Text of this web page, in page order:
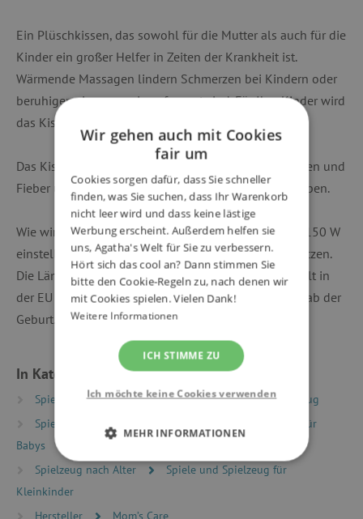
Ein Plüschkissen, das sowohl für die Mutter als auch für die
Kinder ein großer Helfer in Zeiten der Krankheit ist.
Wärmende Massagen lindern Schmerzen bei Kindern oder
beruhigen sie, wenn sie aufgeregt sind. Für Ihre Kinder wird
das Kissen zu einem netten und sicheren Freund.
Das Kissen hilft Kindern bei Bauchweh, Halsschmerzen und
Fieber und beruhigt Kinder, wenn sie sich verletzt haben.
Wie wird das Kissen verwendet? Die Mikrowelle auf 150 W
einstellen und die Füllung 1 bis 2 Minuten lang erhitzen.
Die Länge des Kissens beträgt etwa 32 cm. Hergestellt in
der EU aus sicheren Materialien. Geeignet für Kinder ab der
Geburt.
In Kategorien eingeteilt
Spielzeug nach Typ Babybedarf
Textilspielzeug
Spielzeug nach Alter
Spielzeug und Ausstattung für
Babys
Spielzeug nach Alter
Spiele und Spielzeug für
Kleinkinder
Hersteller
Mom’s Care
Wir gehen auch mit Cookies
fair um
Cookies sorgen dafür, dass Sie schneller
finden, was Sie suchen, dass Ihr Warenkorb
nicht leer wird und dass keine lästige
Werbung erscheint. Außerdem helfen sie
uns, Agatha's Welt für Sie zu verbessern.
Hört sich das cool an? Dann stimmen Sie
bitte den Cookie-Regeln zu, nach denen wir
mit Cookies spielen. Vielen Dank!
Weitere Informationen
ICH STIMME ZU
Ich möchte keine Cookies verwenden
MEHR INFORMATIONEN
UNBEDINGT ERFORDERLICH